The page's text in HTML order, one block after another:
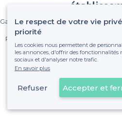
Gagnez de nombreux clients parmi le
Pas de commissions et sans
fixe sans risque de voir
Référencer mon
Déjà
Le respect de votre vie
priorité
Les cookies nous permettent de
les annonces, d'offrir des fonctionnalités
sociaux et d'analyser notre trafic.
En savoir plus
Refuser Accepter et